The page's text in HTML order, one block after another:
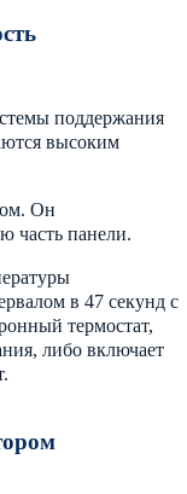
поддержания
высоким
Он
часть панели.
в 47 секунд с
термостат,
либо включает